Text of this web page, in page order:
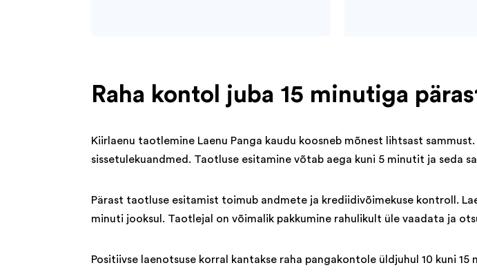
Raha kontol juba 15 minutiga
Kiirlaenu taotlemine Laenu Panga kaudu koosneb mõnest lihtsast
sissetulekuandmed. Taotluse esitamine võtab aega kuni 5 minutit ja seda
Pärast taotluse esitamist toimub andmete ja krediidivõimekuse kontroll.
minuti jooksul. Taotlejal on võimalik pakkumine rahulikult üle vaadata ja
Positiivse laenotsuse korral kantakse raha pangakontole üldjuhul 10 kuni